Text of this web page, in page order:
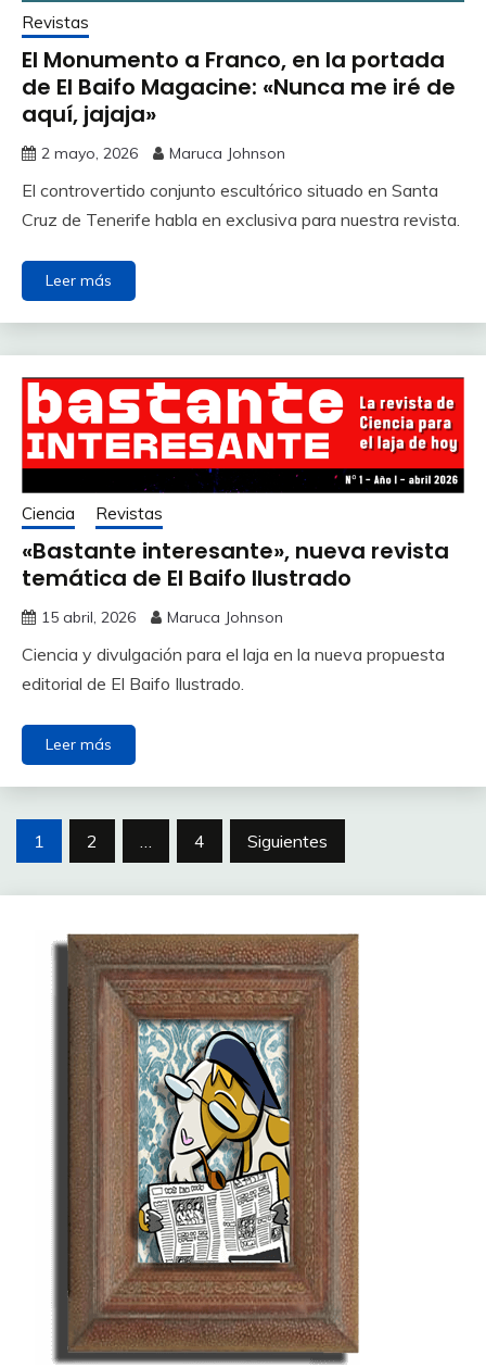
Revistas
El Monumento a Franco, en la portada
de El Baifo Magacine: «Nunca me iré de
aquí, jajaja»
2 mayo, 2026 Maruca Johnson
El controvertido conjunto escultórico situado en Santa
Cruz de Tenerife habla en exclusiva para nuestra revista.
Leer más
Ciencia Revistas
«Bastante interesante», nueva revista
temática de El Baifo Ilustrado
15 abril, 2026 Maruca Johnson
Ciencia y divulgación para el laja en la nueva propuesta
editorial de El Baifo Ilustrado.
Leer más
Paginación
1 2 … 4 Siguientes